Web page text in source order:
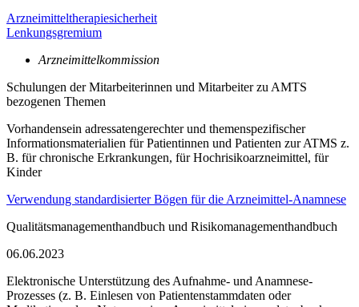
Arzneimitteltherapiesicherheit
Lenkungsgremium
Arzneimittelkommission
Schulungen der Mitarbeiterinnen und Mitarbeiter zu AMTS
bezogenen Themen
Vorhandensein adressatengerechter und themenspezifischer
Informationsmaterialien für Patientinnen und Patienten zur ATMS z.
B. für chronische Erkrankungen, für Hochrisikoarzneimittel, für
Kinder
Verwendung standardisierter Bögen für die Arzneimittel-Anamnese
Qualitätsmanagementhandbuch und Risikomanagementhandbuch
06.06.2023
Elektronische Unterstützung des Aufnahme- und Anamnese-
Prozesses (z. B. Einlesen von Patientenstammdaten oder